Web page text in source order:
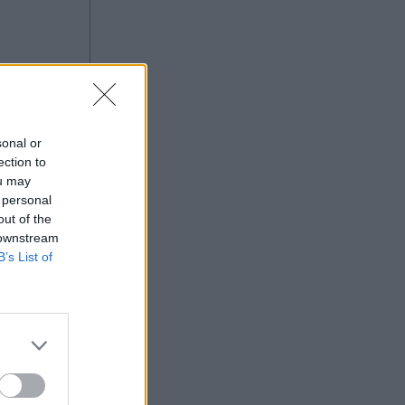
or
to
may
of the
List of